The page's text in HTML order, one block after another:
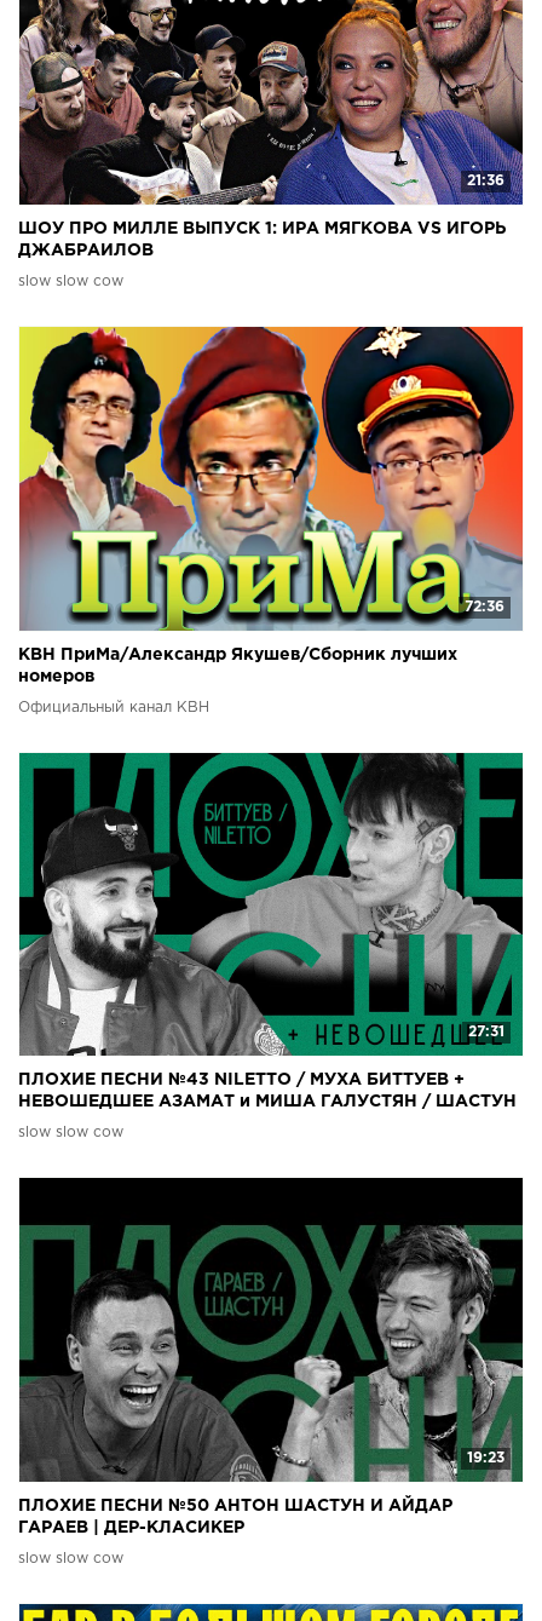
21:36
ШОУ ПРО МИЛЛЕ ВЫПУСК 1: ИРА МЯГКОВА VS ИГОРЬ
ДЖАБРАИЛОВ
slow slow cow
72:36
КВН ПриМа/Александр Якушев/Сборник лучших
номеров
Официальный канал КВН
27:31
ПЛОХИЕ ПЕСНИ №43 NILETTO / МУХА БИТТУЕВ +
НЕВОШЕДШЕЕ АЗАМАТ и МИША ГАЛУСТЯН / ШАСТУН
и АЙДАР ГАРАЕВ
slow slow cow
19:23
ПЛОХИЕ ПЕСНИ №50 АНТОН ШАСТУН И АЙДАР
ГАРАЕВ | ДЕР-КЛАСИКЕР
slow slow cow